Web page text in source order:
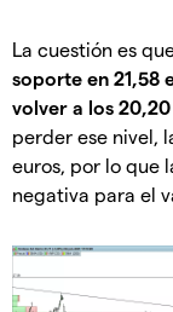
La cuestión es
soporte en 21,58
volver a los
perder ese nivel,
euros, por lo que
negativa para el